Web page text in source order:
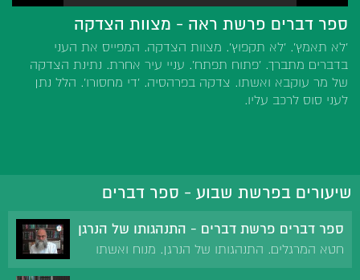
ספר דברים פרשת ראה - מצוות הצדקה
'לא תאמץ'. 'לא תקפוץ'. מצוות הצדקה. המפייס את העני
בדברים מתברך. 'פתוח תפתח'. עניי עיר אחרת. נתינת הצדקה
של מר עוקבא ואשתו. צדקה בפרהסיה. 'די מחסורו'. הלל נתן
לעני סוס לרכב עליו.
שיעורים בפרשת שבוע - ספר דברים
ספר דברים פרשת דברים - התנהגותו של הנרגן
חטא המרגלים. התנהגותו של הנרגן. מנוח ואשתו